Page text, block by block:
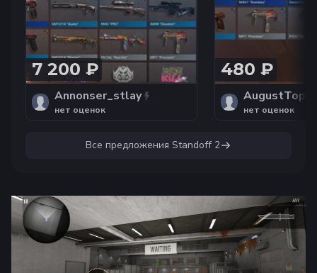
7 200 ₽
Annonser_stlay
нет оценок
480 ₽
AugustTop
нет оценок
Все предложения Standoff 2